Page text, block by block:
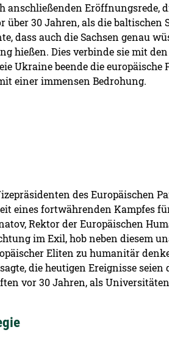
anschließenden Eröffnungsrede,
30 Jahren, als die baltischen
dass auch die Sachsen genau
hießen. Dies verbinde sie mit
Ukraine beende die
einer immensen Bedrohung.
des Europäischen
eines fortwährenden Kampfes
Rektor der Europäischen
im Exil, hob neben diesem
Eliten zu humanitär
die heutigen Ereignisse seien
vor 30 Jahren, als